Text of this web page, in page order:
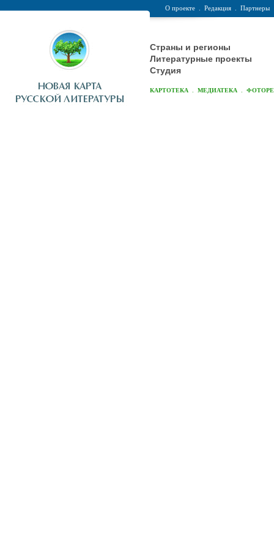
О проекте Редакция Партнеры
Страны и регионы
Литературные проекты
Студия
КАРТОТЕКА МЕДИАТЕКА